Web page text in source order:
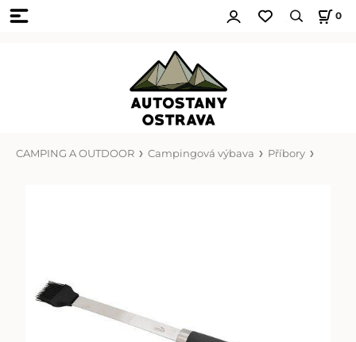
0
CAMPING A OUTDOOR Campingová výbava Příbory